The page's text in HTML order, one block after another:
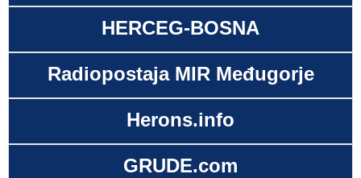
HERCEG-BOSNA
Radiopostaja MIR Međugorje
Herons.info
GRUDE.com